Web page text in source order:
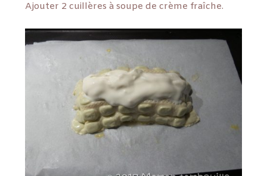
Ajouter 2 cuillères à soupe de crème fraîche.